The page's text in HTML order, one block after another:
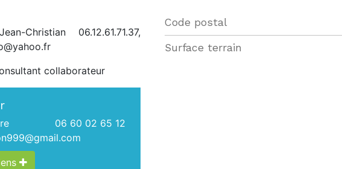
Christian 06.12.61.71.37,
collaborateur
06 60 02 65 12
Label Value
Code postal
surface terrain